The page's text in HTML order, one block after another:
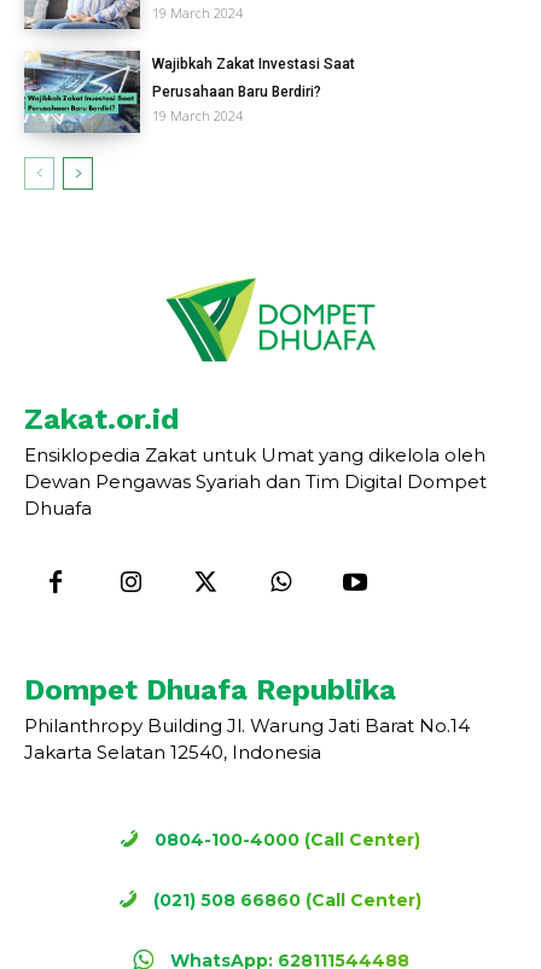
19 March 2024
Wajibkah Zakat Investasi Saat
Perusahaan Baru Berdiri?
19 March 2024
Zakat.or.id
Ensiklopedia Zakat untuk Umat yang dikelola oleh
Dewan Pengawas Syariah dan Tim Digital Dompet
Dhuafa
Dompet Dhuafa Republika
Philanthropy Building Jl. Warung Jati Barat No.14
Jakarta Selatan 12540, Indonesia
0804-100-4000 (Call Center)
(021) 508 66860 (Call Center)
WhatsApp: 628111544488